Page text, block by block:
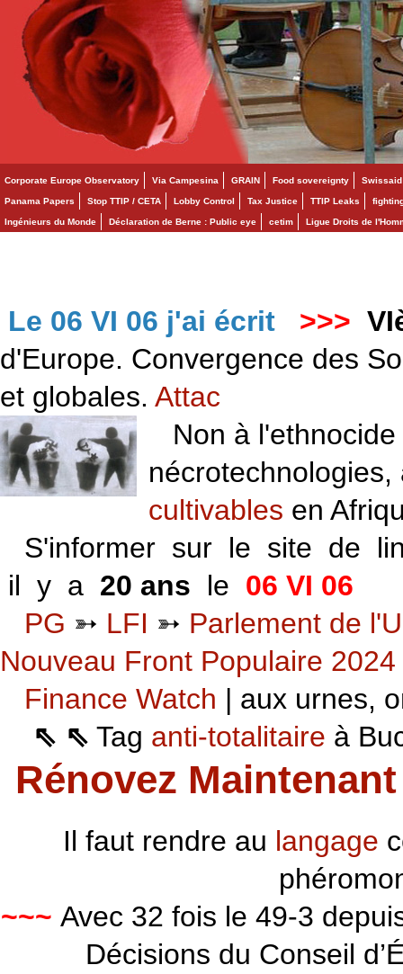
Corporate Europe Observatory Via Campesina GRAIN Food sovereignty Swissaid
Panama Papers Stop TTIP / CETA Lobby Control Tax Justice TTIP Leaks
Ingénieurs du Monde Déclaration de Berne : Public eye cetim Ligue Droits de
Le 06 VI 06 j'ai écrit >>>
d'Europe. Convergence des
et globales. Attac
Non à l'ethnocide
cultivables en
S'informer sur le site de
il y a 20 ans le 06 VI 06
PG ➳ LFI ➳ Parlement de
Nouveau Front Populaire 2024
Finance Watch | aux urnes,
⇖ ⇖ Tag anti-totalitaire à
Rénovez
Il faut rendre au langage
~~~ Avec 32 fois le 49-3
Décisions du Conseil